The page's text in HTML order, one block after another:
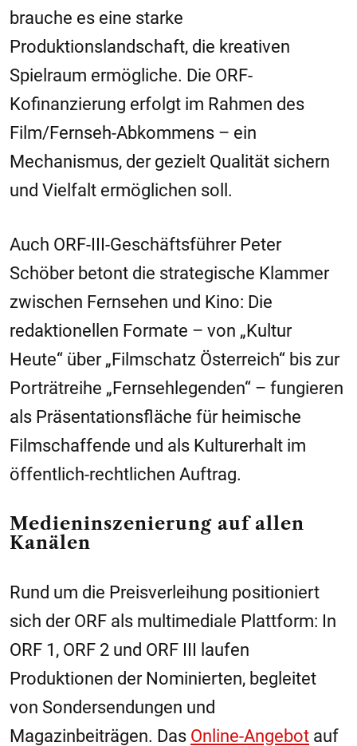
brauche es eine starke
Produktionslandschaft, die kreativen
Spielraum ermögliche. Die ORF-
Kofinanzierung erfolgt im Rahmen des
Film/Fernseh-Abkommens – ein
Mechanismus, der gezielt Qualität sichern
und Vielfalt ermöglichen soll.
Auch ORF-III-Geschäftsführer Peter
Schöber betont die strategische Klammer
zwischen Fernsehen und Kino: Die
redaktionellen Formate – von „Kultur
Heute“ über „Filmschatz Österreich“ bis zur
Porträtreihe „Fernsehlegenden“ – fungieren
als Präsentationsfläche für heimische
Filmschaffende und als Kulturerhalt im
öffentlich-rechtlichen Auftrag.
Medieninszenierung auf allen
Kanälen
Rund um die Preisverleihung positioniert
sich der ORF als multimediale Plattform: In
ORF 1, ORF 2 und ORF III laufen
Produktionen der Nominierten, begleitet
von Sondersendungen und
Magazinbeiträgen. Das Online-Angebot auf